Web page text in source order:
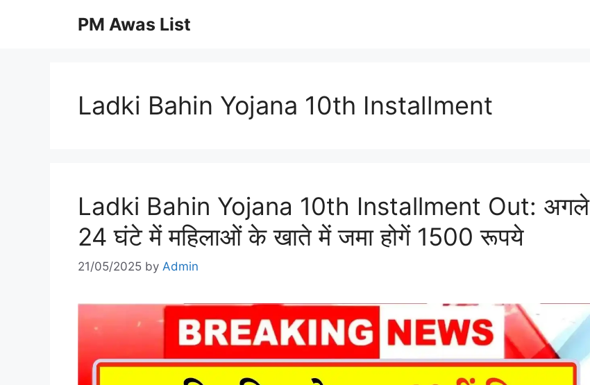
PM Awas List
Ladki Bahin Yojana 10th Installment
Ladki Bahin Yojana 10th Installment Out: अगले
24 घंटे में महिलाओं के खाते में जमा होगें 1500 रूपये
21/05/2025 by Admin